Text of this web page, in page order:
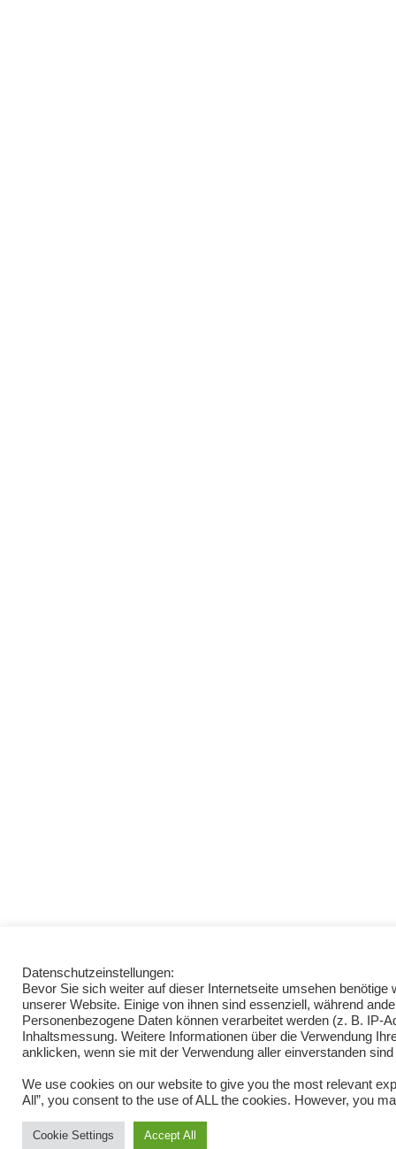
Datenschutzeinstellungen:
Bevor Sie sich weiter auf dieser Internetseite umsehen
unserer Website. Einige von ihnen sind essenziell, während
Personenbezogene Daten können verarbeitet werden (z. B. IP-
Inhaltsmessung. Weitere Informationen über die Verwendung
anklicken, wenn sie mit der Verwendung aller einverstanden
We use cookies on our website to give you the most relevant
All”, you consent to the use of ALL the cookies. However, you
Cookie Settings Accept All